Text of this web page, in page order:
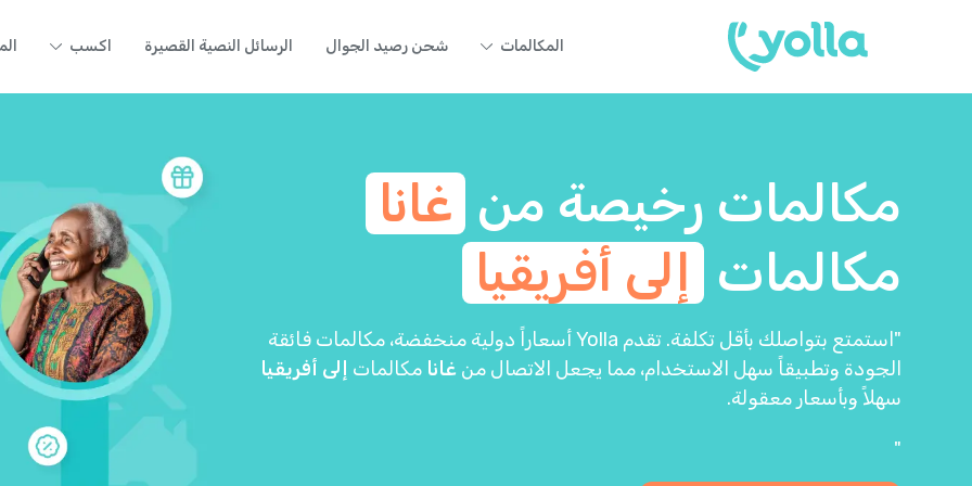
المكالمات شحن رصيد الجوال الرسائل النصية القصيرة اكسب
مكالمات رخيصة من غانا
مكالمات إلى أفريقيا
"استمتع بتواصلك بأقل تكلفة. تقدم Yolla أسعاراً دولية منخفضة، مكالمات فائقة
الجودة وتطبيقاً سهل الاستخدام، مما يجعل الاتصال من غانا مكالمات إلى أفريقيا
سهلاً وبأسعار معقولة.
"